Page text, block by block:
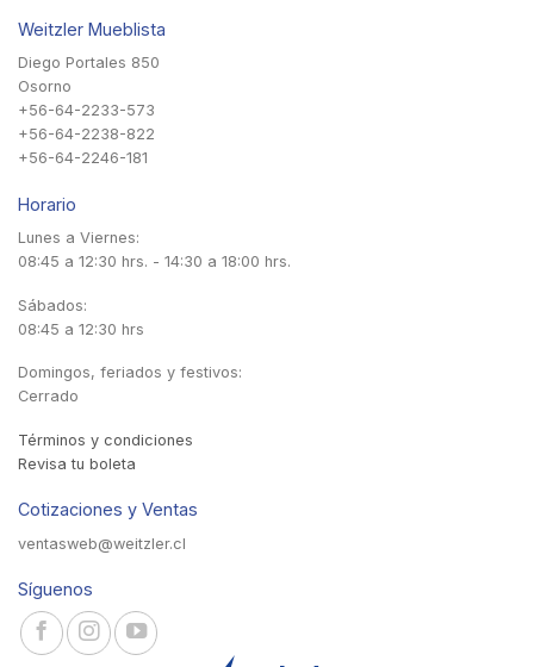
Weitzler Mueblista
Diego Portales 850
Osorno
+56-64-2233-573
+56-64-2238-822
+56-64-2246-181
Horario
Lunes a Viernes:
08:45 a 12:30 hrs. - 14:30 a 18:00 hrs.
Sábados:
08:45 a 12:30 hrs
Domingos, feriados y festivos:
Cerrado
Términos y condiciones
Revisa tu boleta
Cotizaciones y Ventas
ventasweb@weitzler.cl
Síguenos